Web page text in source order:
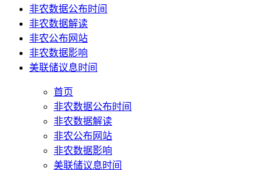
非农数据公布时间
非农数据解读
非农公布网站
非农数据影响
美联储议息时间
首页
非农数据公布时间
非农数据解读
非农公布网站
非农数据影响
美联储议息时间